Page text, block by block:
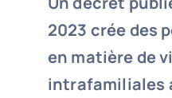
2023 crée des
en matière de
intrafamiliales